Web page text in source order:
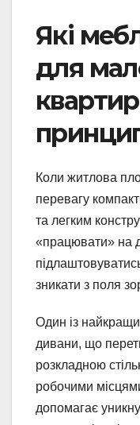
Які
для
Коли житлова
перевагу
та легким
«працювати» на
зникати з поля
Один із
дивани, що
розкладною
робочими
допомагає